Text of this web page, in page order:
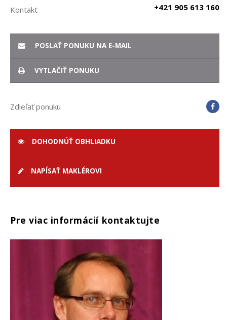
Kontakt +421 905 613 160
POSLAŤ PONUKU NA E-MAIL
VYTLAČIŤ PONUKU
Zdieľať ponuku
DOHODNÚŤ OBHLIADKU
NAPÍSAŤ MAKLÉROVI
Pre viac informácií kontaktujte